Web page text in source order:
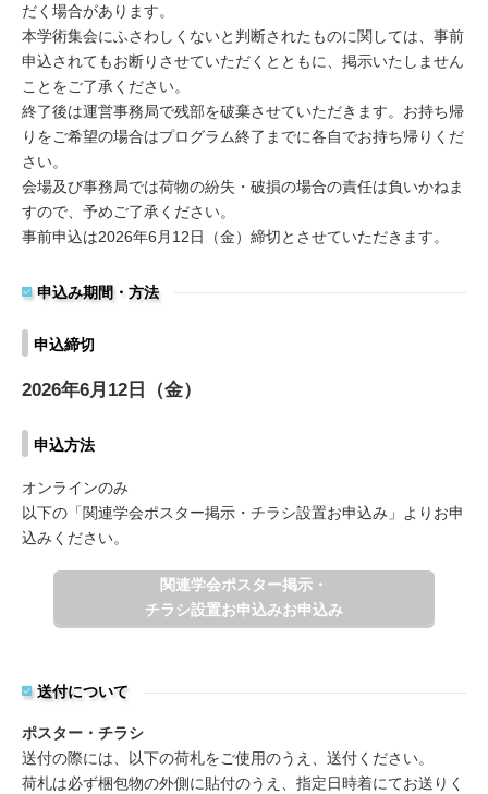
だく場合があります。
本学術集会にふさわしくないと判断されたものに関しては、事前
申込されてもお断りさせていただくとともに、掲示いたしません
ことをご了承ください。
終了後は運営事務局で残部を破棄させていただきます。お持ち帰
りをご希望の場合はプログラム終了までに各自でお持ち帰りくだ
さい。
会場及び事務局では荷物の紛失・破損の場合の責任は負いかねま
すので、予めご了承ください。
事前申込は2026年6月12日（金）締切とさせていただきます。
申込み期間・方法
申込締切
2026年6月12日（金）
申込方法
オンラインのみ
以下の「関連学会ポスター掲示・チラシ設置お申込み」よりお申
込みください。
関連学会ポスター掲示・
チラシ設置お申込みお申込み
送付について
ポスター・チラシ
送付の際には、以下の荷札をご使用のうえ、送付ください。
荷札は必ず梱包物の外側に貼付のうえ、指定日時着にてお送りく